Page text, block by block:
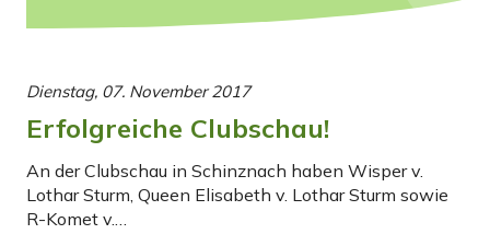
Dienstag, 07. November 2017
Erfolgreiche Clubschau!
An der Clubschau in Schinznach haben Wisper v.
Lothar Sturm, Queen Elisabeth v. Lothar Sturm sowie
R-Komet v.…